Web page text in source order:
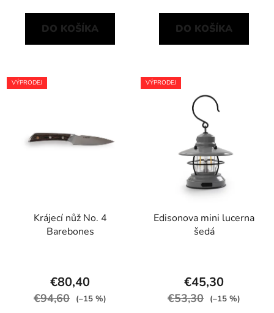
DO KOŠÍKA DO KOŠÍKA
VÝPRODEJ
Krájecí nůž No. 4
Barebones
€80,40
€94,60 (–15 %)
VÝPRODEJ
Edisonova mini lucerna
šedá
€45,30
€53,30 (–15 %)